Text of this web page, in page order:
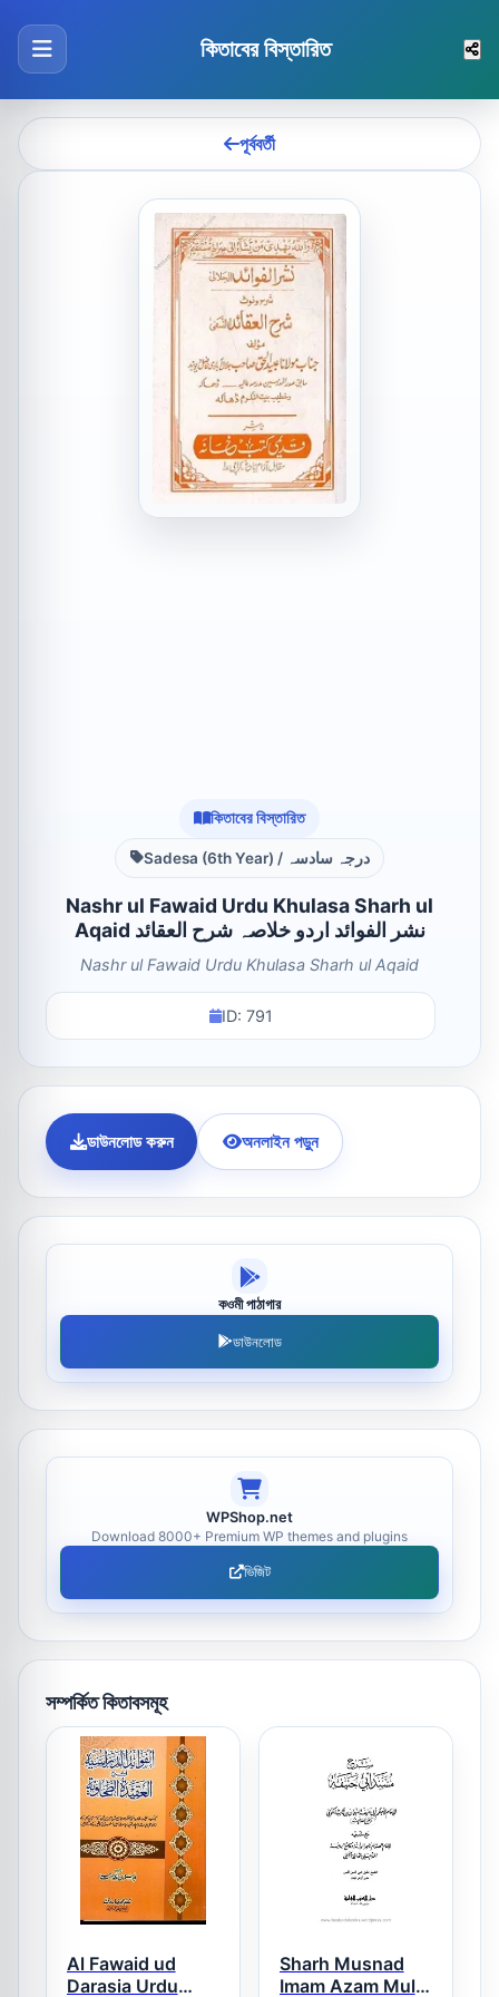
কিতাবের বিস্তারিত
পূর্ববর্তী
কিতাবের বিস্তারিত
Sadesa (6th Year) / درجہ سادسہ
Nashr ul Fawaid Urdu Khulasa Sharh ul
Aqaid نشر الفوائد اردو خلاصہ شرح العقائد
Nashr ul Fawaid Urdu Khulasa Sharh ul Aqaid
ID: 791
ডাউনলোড করুন অনলাইন পড়ুন
কওমী পাঠাগার
ডাউনলোড
WPShop.net
Download 8000+ Premium WP themes and plugins
ভিজিট
সম্পর্কিত কিতাবসমূহ
Al Fawaid ud
Darasia Urdu
Sharh Musnad
Imam Azam Mulla